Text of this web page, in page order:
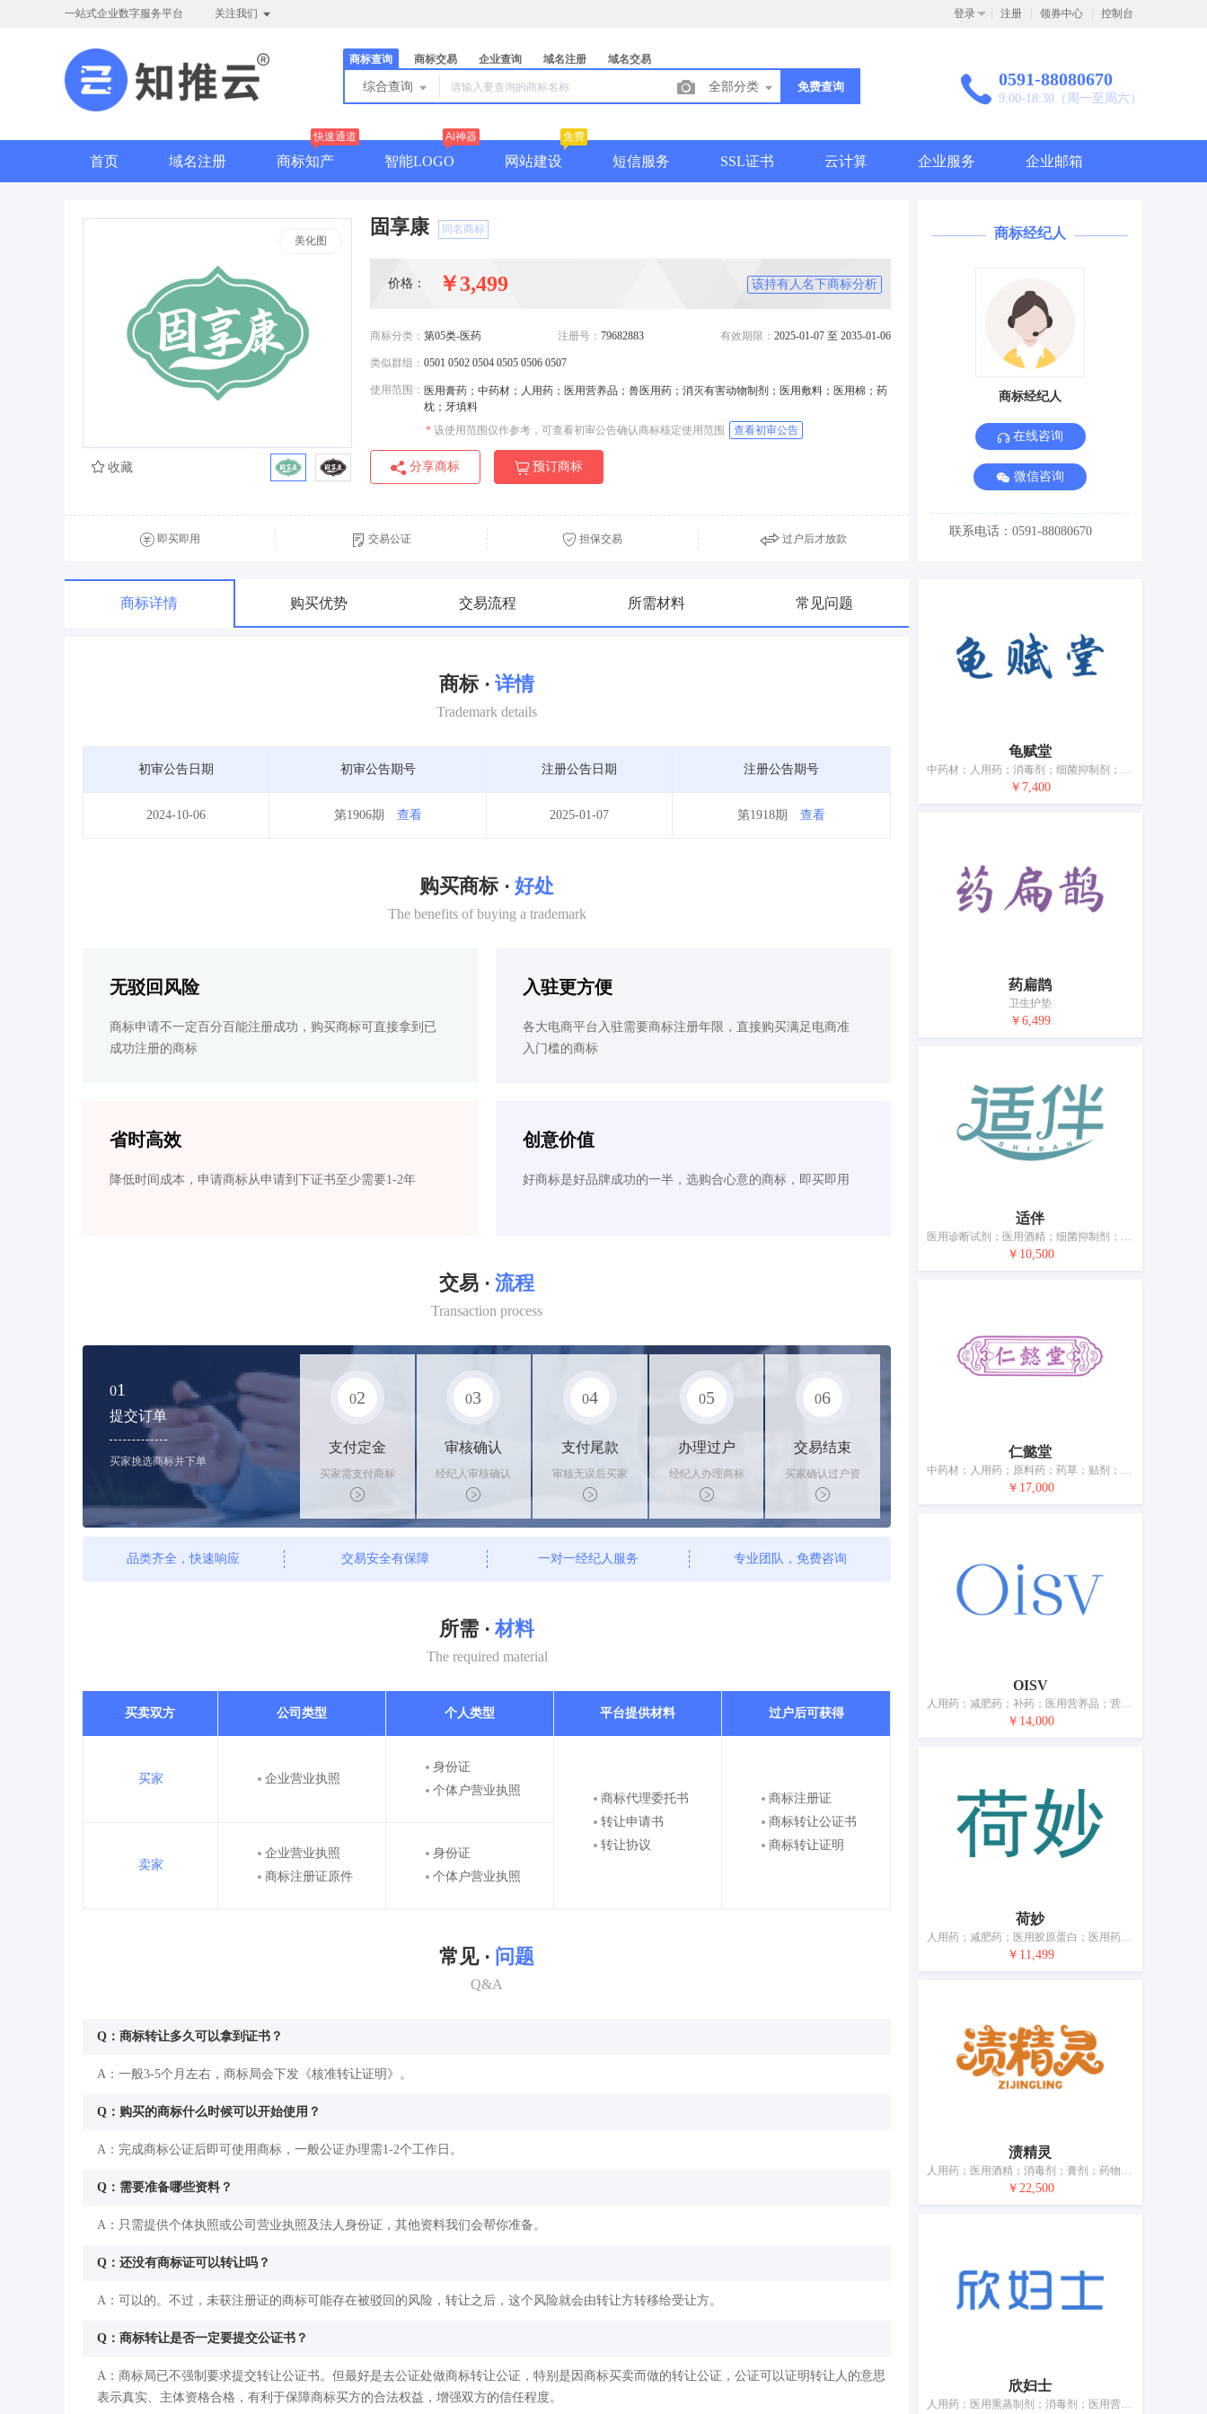
一站式企业数字服务平台 关注我们 登录 注册 领券中心 控制台
商标查询 商标交易 企业查询 域名注册 域名交易
综合查询 全部分类 免费查询 0591-88080670
9:00-18:30（周一至周六）
首页 域名注册 商标知产
快速通道
智能LOGO
Ai神器
网站建设
免费
短信服务 SSL证书 云计算 企业服务 企业邮箱
美化图
固享康 同名商标
价格： ￥3,499 该持有人名下商标分析
商标分类： 第05类-医药 注册号： 79682883 有效期限： 2025-01-07 至 2035-01-06
类似群组： 0501 0502 0504 0505 0506 0507
使用范围： 医用膏药；中药材；人用药；医用营养品；兽医用药；消灭有害动物制剂；医用敷料；医用棉；药
枕；牙填料
* 该使用范围仅作参考，可查看初审公告确认商标核定使用范围 查看初审公告
分享商标 预订商标
收藏
即买即用 交易公证 担保交易 过户后才放款
商标详情 购买优势 交易流程 所需材料 常见问题
商标 · 详情
Trademark details
初审公告日期 初审公告期号 注册公告日期 注册公告期号
2024-10-06 第1906期 查看 2025-01-07 第1918期 查看
购买商标 · 好处
The benefits of buying a trademark
无驳回风险
商标申请不一定百分百能注册成功，购买商标可直接拿到已
成功注册的商标
入驻更方便
各大电商平台入驻需要商标注册年限，直接购买满足电商准
入门槛的商标
省时高效
降低时间成本，申请商标从申请到下证书至少需要1-2年
创意价值
好商标是好品牌成功的一半，选购合心意的商标，即买即用
交易 · 流程
Transaction process
01
提交订单
买家挑选商标并下单
02
支付定金
买家需支付商标
标价的10%的购
买订金
03
审核确认
经纪人审核确认
商标状态
04
支付尾款
审核无误后买家
支付尾款，卖家
办理相关手续
05
办理过户
经纪人办理商标
转让手续，交付
相关证书
06
交易结束
买家确认过户资
料后，平台解冻
资金支付卖家
品类齐全，快速响应 交易安全有保障 一对一经纪人服务 专业团队，免费咨询
所需 · 材料
The required material
买卖双方 公司类型 个人类型 平台提供材料 过户后可获得
买家 企业营业执照
身份证
个体户营业执照
商标代理委托书
转让申请书
转让协议
商标注册证
商标转让公证书
商标转让证明
卖家
企业营业执照
商标注册证原件
身份证
个体户营业执照
常见 · 问题
Q&A
Q：商标转让多久可以拿到证书？
A：一般3-5个月左右，商标局会下发《核准转让证明》。
Q：购买的商标什么时候可以开始使用？
A：完成商标公证后即可使用商标，一般公证办理需1-2个工作日。
Q：需要准备哪些资料？
A：只需提供个体执照或公司营业执照及法人身份证，其他资料我们会帮你准备。
Q：还没有商标证可以转让吗？
A：可以的。不过，未获注册证的商标可能存在被驳回的风险，转让之后，这个风险就会由转让方转移给受让方。
Q：商标转让是否一定要提交公证书？
A：商标局已不强制要求提交转让公证书。但最好是去公证处做商标转让公证，特别是因商标买卖而做的转让公证，公证可以证明转让人的意思
表示真实、主体资格合格，有利于保障商标买方的合法权益，增强双方的信任程度。
商标经纪人
商标经纪人
在线咨询
微信咨询
联系电话：0591-88080670
龟赋堂
中药材；人用药；消毒剂；细菌抑制剂；膏剂；补药；贴剂；医用营养品；含药物的糖果；营养补充剂
￥7,400
药扁鹊
卫生护垫
￥6,499
适伴
医用诊断试剂；医用酒精；细菌抑制剂；医用营养品；婴儿奶粉；净化剂；医用眼罩；婴儿尿布；消毒纸巾
￥10,500
仁懿堂
中药材；人用药；原料药；药草；贴剂；兽医用药；医用敷料
￥17,000
OISV
人用药；减肥药；补药；医用营养品；营养补充剂；兽医用药；驱虫用香；卫生巾；婴儿尿裤；宠物尿布
￥14,000
荷妙
人用药；减肥药；医用胶原蛋白；医用药物；医用药膏；护肤药剂；消毒剂；眼药水；药用胶囊
￥11,499
渍精灵
人用药；医用酒精；消毒剂；膏剂；药物饮料；药草；营养补充剂；灭微生物剂；浸药液的薄纸；消毒纸巾
￥22,500
欣妇士
人用药；医用熏蒸制剂；消毒剂；医用营养品；婴儿食品；卫生棉条；卫生巾；月经内裤；医用敷料；牙用光洁剂